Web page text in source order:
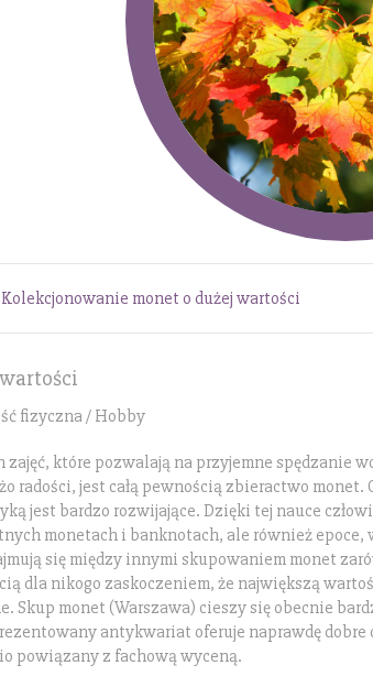
Kolekcjonowanie monet o dużej wartości
fizyczna / Hobby
które pozwalają na przyjemne spędzanie
radości, jest całą pewnością zbieractwo monet.
jest bardzo rozwijające. Dzięki tej nauce
monetach i banknotach, ale również epoce,
się między innymi skupowaniem monet
dla nikogo zaskoczeniem, że największą
Skup monet (Warszawa) cieszy się obecnie
antykwariat oferuje naprawdę dobre
powiązany z fachową wyceną.